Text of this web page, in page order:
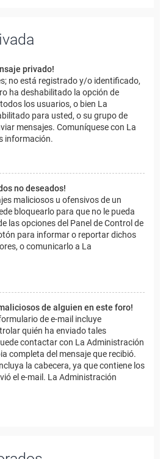
privado!
no está registrado y/o identificado,
ha deshabilitado la opción de
los usuarios, o bien La
para usted, o su grupo de
mensajes. Comuníquese con La
información.
no deseados!
maliciosos u ofensivos de un
bloquearlo para que no le pueda
las opciones del Panel de Control de
para informar o reportar dichos
o comunicarlo a La
de alguien en este foro!
de e-mail incluye
quién ha enviado tales
contactar con La Administración
completa del mensaje que recibió.
la cabecera, ya que contiene los
el e-mail. La Administración